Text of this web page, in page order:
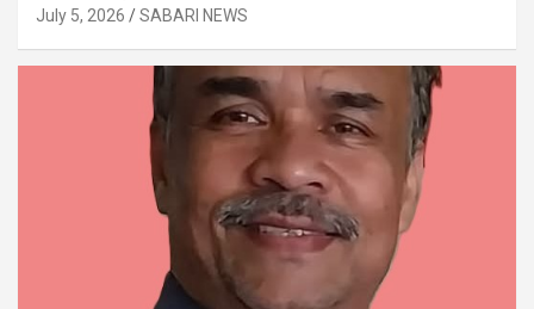
July 5, 2026 SABARI NEWS